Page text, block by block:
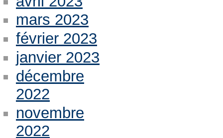
mars 2023
février 2023
janvier 2023
décembre
2022
novembre
2022